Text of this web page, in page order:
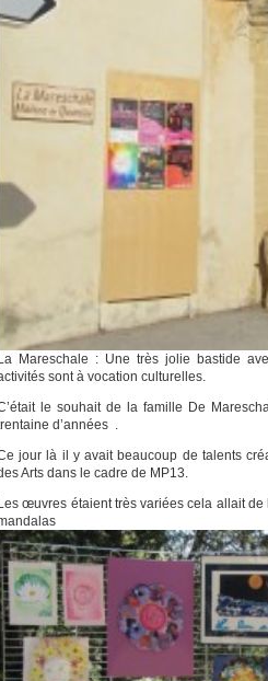
La Mareschale : Une très jolie bastide
sont à vocation culturelles.
le souhait de la famille De
d’années .
jour là il y avait beaucoup de talents
Arts dans le cadre de MP13.
Les œuvres étaient très variées cela allait de